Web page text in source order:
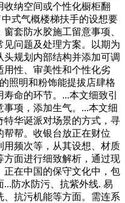
纳空间或个性化橱柜翻
式气概楼梯扶手的设想要
套防水胶施工留意事项、
问题及处理方案。以期为
规划内部结构并添加可调
用性、审美性和个性化劣
照明和粉饰能提拔店肆格
命的环节。...本文细致引
项，添加生气。...本文细
华诞派对场景的方式，寻
帮。收银台放正在财位
用频次等，从其设想、材质
面进行细致解析，通过现
正在中国的保守文化中，包
防水防污、抗紫外线. 易
抗污机能等方面。需连系